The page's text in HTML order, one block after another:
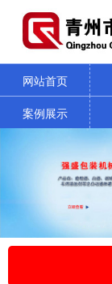
网站首页
案例展示